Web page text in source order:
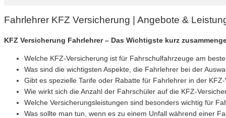
Fahrlehrer KFZ Versicherung | Angebote &
KFZ Versicherung Fahrlehrer – Das Wichtigste kurz
Welche KFZ-Versicherung ist für Fahrschulfahrzeuge am
Was sind die wichtigsten Aspekte, die Fahrlehrer bei der
Gibt es spezielle Tarife oder Rabatte für Fahrlehrer in der
Wie wirkt sich die Anzahl der Fahrschüler auf die KFZ-
Welche Versicherungsleistungen sind besonders wichtig für
Was sollte man tun, wenn es zu einem Unfall während einer